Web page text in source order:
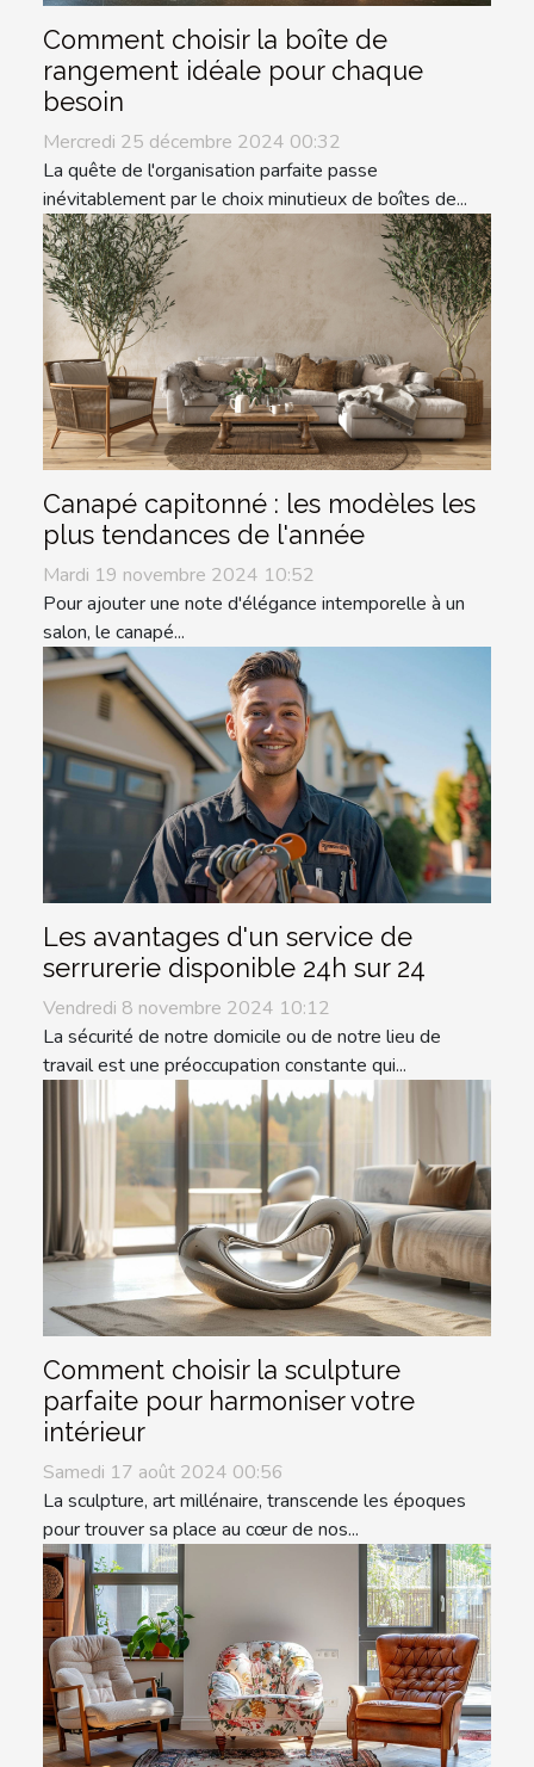
Comment choisir la boîte de
rangement idéale pour chaque
besoin
Mercredi 25 décembre 2024 00:32
La quête de l'organisation parfaite passe
inévitablement par le choix minutieux de boîtes de...
Canapé capitonné : les modèles les
plus tendances de l'année
Mardi 19 novembre 2024 10:52
Pour ajouter une note d'élégance intemporelle à un
salon, le canapé...
Les avantages d'un service de
serrurerie disponible 24h sur 24
Vendredi 8 novembre 2024 10:12
La sécurité de notre domicile ou de notre lieu de
travail est une préoccupation constante qui...
Comment choisir la sculpture
parfaite pour harmoniser votre
intérieur
Samedi 17 août 2024 00:56
La sculpture, art millénaire, transcende les époques
pour trouver sa place au cœur de nos...